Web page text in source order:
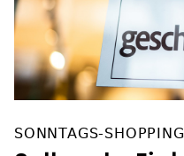
Soll mehr